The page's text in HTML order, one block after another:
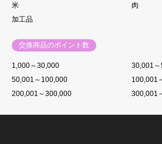
米
肉
加工品
交換商品のポイント数
1,000～30,000
30,001
50,001～100,000
100,001
200,001～300,000
300,001